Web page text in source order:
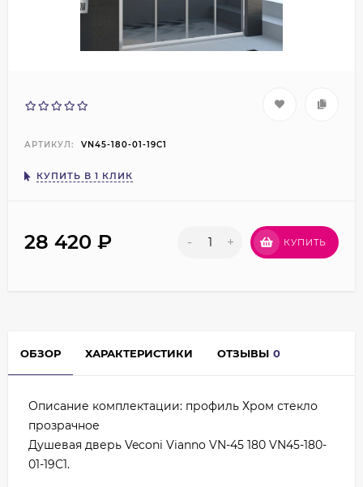
АРТИКУЛ: VN45-180-01-19C1
КУПИТЬ В 1 КЛИК
28 420 ₽ - + КУПИТЬ
ОБЗОР ХАРАКТЕРИСТИКИ ОТЗЫВЫ 0
Описание комплектации: профиль Хром стекло
прозрачное
Душевая дверь Veconi Vianno VN-45 180 VN45-180-
01-19C1.